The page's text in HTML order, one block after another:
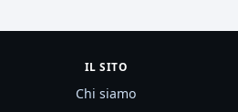
IL SITO
Chi siamo